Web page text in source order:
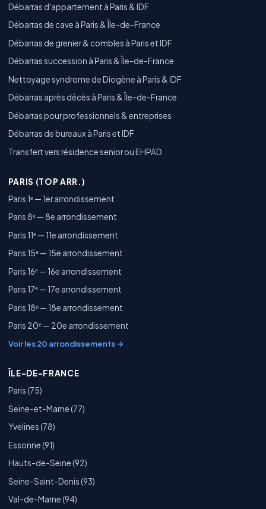
Débarras d'appartement à Paris & IDF
Débarras de cave à Paris & Île-de-France
Débarras de grenier & combles à Paris et IDF
Débarras succession à Paris & Île-de-France
Nettoyage syndrome de Diogène à Paris & IDF
Débarras après décès à Paris & Île-de-France
Débarras pour professionnels & entreprises
Débarras de bureaux à Paris et IDF
Transfert vers résidence senior ou EHPAD
PARIS (TOP ARR.)
Paris 1ᵉ — 1er arrondissement
Paris 8ᵉ — 8e arrondissement
Paris 11ᵉ — 11e arrondissement
Paris 15ᵉ — 15e arrondissement
Paris 16ᵉ — 16e arrondissement
Paris 17ᵉ — 17e arrondissement
Paris 18ᵉ — 18e arrondissement
Paris 20ᵉ — 20e arrondissement
Voir les 20 arrondissements →
ÎLE-DE-FRANCE
Paris (75)
Seine-et-Marne (77)
Yvelines (78)
Essonne (91)
Hauts-de-Seine (92)
Seine-Saint-Denis (93)
Val-de-Marne (94)